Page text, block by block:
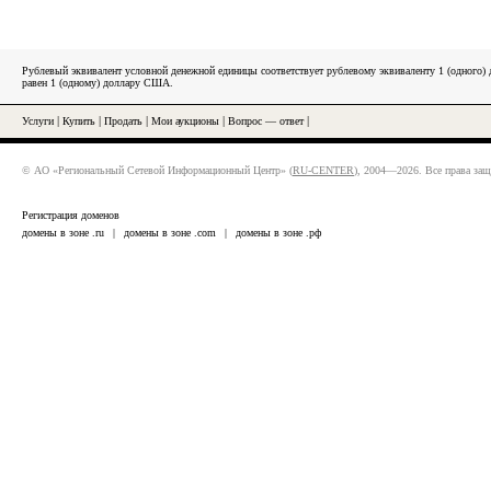
Рублевый эквивалент условной денежной единицы соответствует рублевому эквиваленту 1
равен 1 (одному) доллару США.
Услуги Купить Продать Мои аукционы Вопрос — ответ|
© АО «Региональный Сетевой Информационный Центр» (RU-CENTER), 2004—2026. Все права
Регистрация доменов
домены в зоне .ru
| домены в зоне .com | домены в зоне .рф